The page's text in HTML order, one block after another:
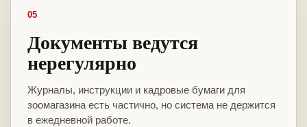
05
Документы ведутся
нерегулярно
Журналы, инструкции и кадровые бумаги для
зоомагазина есть частично, но система не держится
в ежедневной работе.